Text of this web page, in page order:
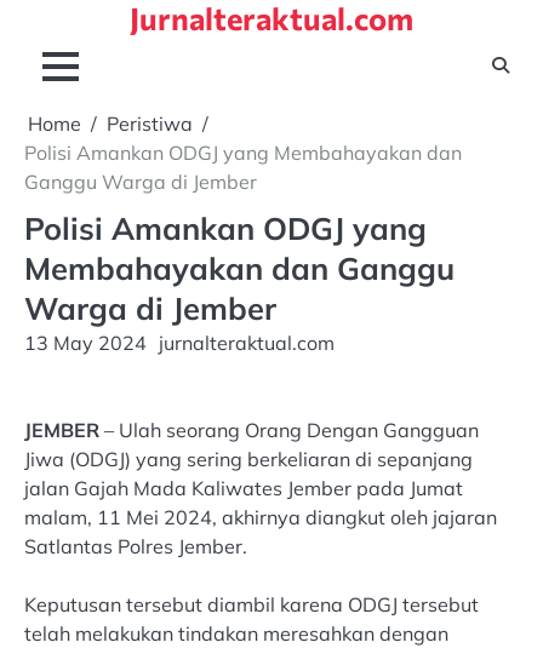
content
Jurnalteraktual.com
Home
Peristiwa
Polisi Amankan ODGJ yang Membahayakan dan
Ganggu Warga di Jember
Polisi Amankan ODGJ yang
Membahayakan dan Ganggu
Warga di Jember
13 May 2024 jurnalteraktual.com
JEMBER – Ulah seorang Orang Dengan Gangguan
Jiwa (ODGJ) yang sering berkeliaran di sepanjang
jalan Gajah Mada Kaliwates Jember pada Jumat
malam, 11 Mei 2024, akhirnya diangkut oleh jajaran
Satlantas Polres Jember.
Keputusan tersebut diambil karena ODGJ tersebut
telah melakukan tindakan meresahkan dengan